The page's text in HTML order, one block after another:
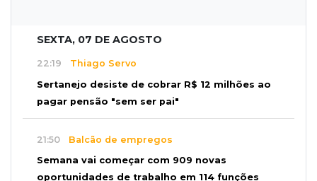
SEXTA, 07 DE AGOSTO
22:19 Thiago Servo
Sertanejo desiste de cobrar R$ 12 milhões ao
pagar pensão "sem ser pai"
21:50 Balcão de empregos
Semana vai começar com 909 novas
oportunidades de trabalho em 114 funções